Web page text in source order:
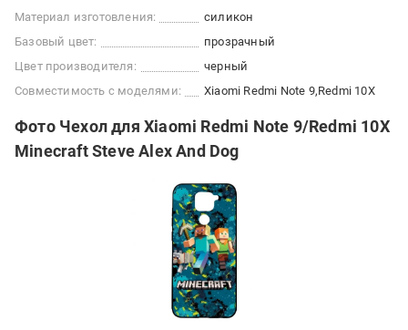
Материал изготовления:
силикон
Базовый цвет:
прозрачный
Цвет производителя:
черный
Совместимость с моделями:
Xiaomi Redmi Note 9 Redmi 10X
Фото Чехол для Xiaomi Redmi Note 9/Redmi 10X
Minecraft Steve Alex And Dog